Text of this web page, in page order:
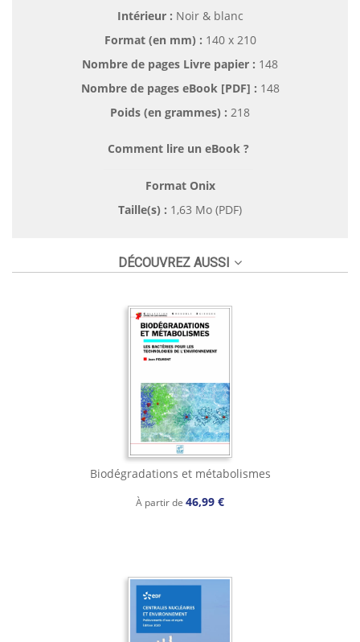
Intérieur : Noir & blanc
Format (en mm) : 140 x 210
Nombre de pages Livre papier : 148
Nombre de pages eBook [PDF] : 148
Poids (en grammes) : 218
Comment lire un eBook ?
Format Onix
Taille(s) : 1,63 Mo (PDF)
DÉCOUVREZ AUSSI
Biodégradations et métabolismes
À partir de 46,99 €